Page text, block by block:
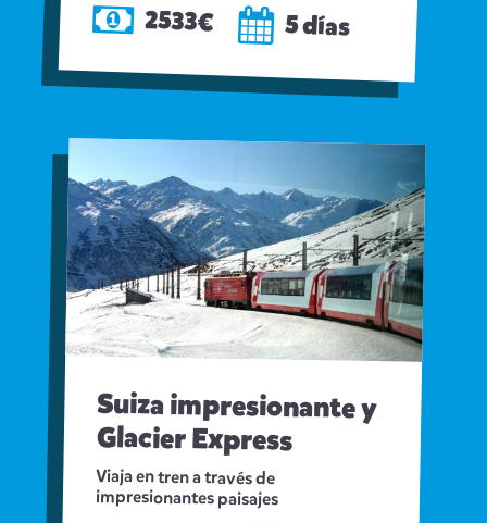
2533€ 5 días
Suiza impresionante y
Glacier Express
Viaja en tren a través de
impresionantes paisajes